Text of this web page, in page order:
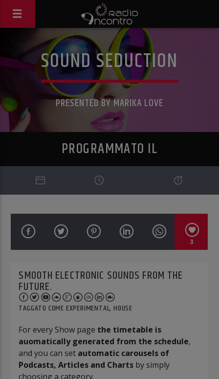
SOUND SEDUCTION
PRESENTED BY MARIKA LOVE
PROGRAMMATO IL
3
SMOOTH ELECTRONIC SOUNDS FROM THE
FUTURE.
TAGGATO COME EXPERIMENTAL,HOUSE
For every Show page the timetable is
auomatically generated from the schedule,
and you can set automatic carousels of
Podcasts, Articles and Charts by simply
choosing a category.